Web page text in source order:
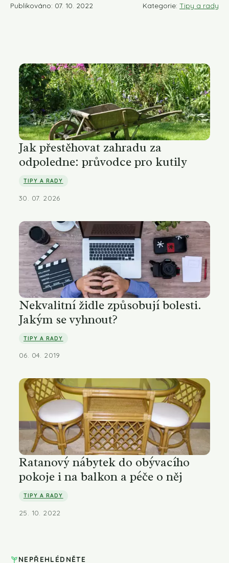
Publikováno: 07. 10. 2022 Kategorie: Tipy a rady
Jak přestěhovat zahradu za
odpoledne: průvodce pro kutily
TIPY A RADY
30. 07. 2026
Nekvalitní židle způsobují bolesti.
Jakým se vyhnout?
TIPY A RADY
06. 04. 2019
Ratanový nábytek do obývacího
pokoje i na balkon a péče o něj
TIPY A RADY
25. 10. 2022
NEPŘEHLÉDNĚTE